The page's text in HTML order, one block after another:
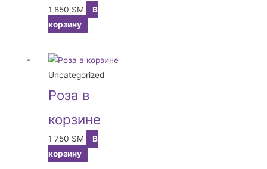
1 850 ЅМ
В
корзину
Uncategorized
Роза в
корзине
1 750 ЅМ
В
корзину